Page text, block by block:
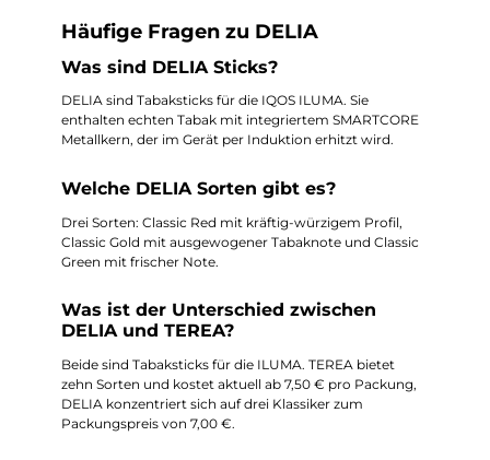
Häufige Fragen zu DELIA
Was sind DELIA Sticks?
DELIA sind Tabaksticks für die IQOS ILUMA. Sie
enthalten echten Tabak mit integriertem SMARTCORE
Metallkern, der im Gerät per Induktion erhitzt wird.
Welche DELIA Sorten gibt es?
Drei Sorten: Classic Red mit kräftig-würzigem Profil,
Classic Gold mit ausgewogener Tabaknote und Classic
Green mit frischer Note.
Was ist der Unterschied zwischen
DELIA und TEREA?
Beide sind Tabaksticks für die ILUMA. TEREA bietet
zehn Sorten und kostet aktuell ab 7,50 € pro Packung,
DELIA konzentriert sich auf drei Klassiker zum
Packungspreis von 7,00 €.